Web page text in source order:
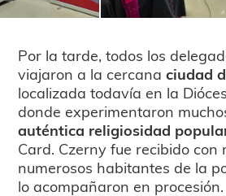
Por la tarde, todos los
viajaron a la cercanaciudad
localizada todavía en la
donde experimentaron
auténtica religiosidad
Card. Czerny fue recibido con
numerosos habitantes de la
lo acompañaron en